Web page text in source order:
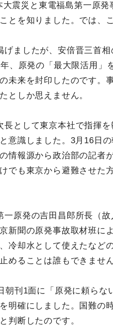
震災と東電福島第一原
とを知りました。では、
ましたが、安倍晋三首
、原発の「最大限活用」
未来を封印したのです。
としか思えません。
長として東京本社で指揮
意識しました。3月16日
情報源から政治部の記者
でも東京から避難させた
原発の吉田昌郎所長（
新聞の原発事故取材班に
冷却水として使えたなど
めることは誰もできませ
朝刊1面に「原発に頼らな
明確にしました。国難の
判断したのです。